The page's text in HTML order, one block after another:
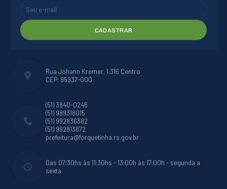
Rua Johann Kremer, 1.316 Centro
CEP: 95937-000
(51) 3840-0246
(51) 989318015
(51) 992836382
(51) 992813872
prefeitura@forquetinha.rs.gov.br
Das 07:30hs às 11:30hs - 13:00h às 17:00h - segunda a
sexta
CADASTRAR